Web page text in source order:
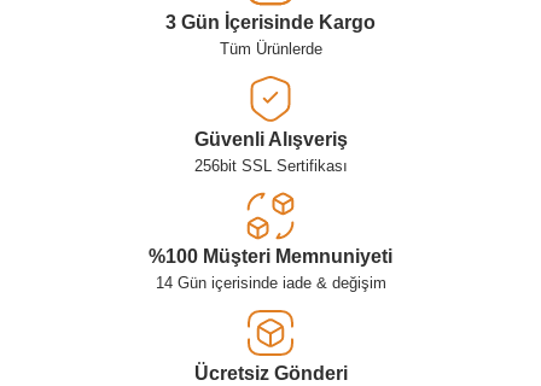
3 Gün İçerisinde Kargo
Tüm Ürünlerde
Güvenli Alışveriş
256bit SSL Sertifikası
%100 Müşteri Memnuniyeti
14 Gün içerisinde iade & değişim
Ücretsiz Gönderi